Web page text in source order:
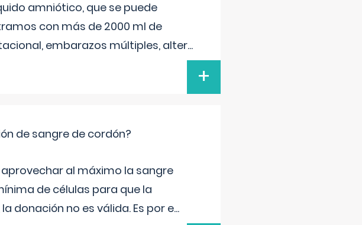
amniótico, que se puede
con más de 2000 ml de
embarazos múltiples, alter...
+
de sangre de cordón?
al máximo la sangre
de células para que la
donación no es válida. Es por e...